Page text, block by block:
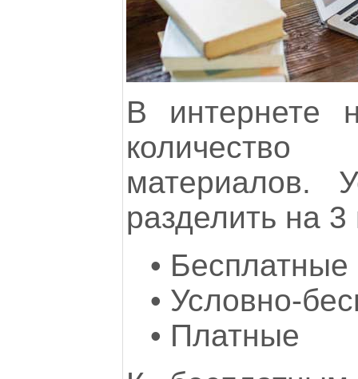
В интернете
количество
материалов.
разделить на 3
• Бесплатные
• Условно-
• Платные